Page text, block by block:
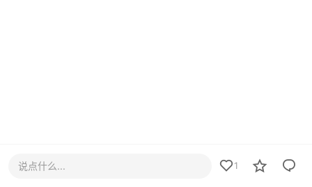
说点什么... 1